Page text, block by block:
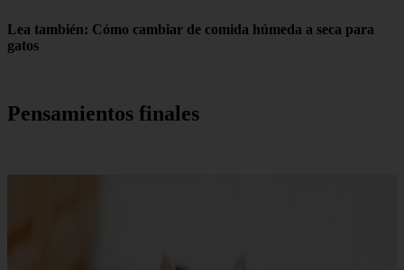
Lea también: Cómo cambiar de comida húmeda a seca para
gatos
Pensamientos finales